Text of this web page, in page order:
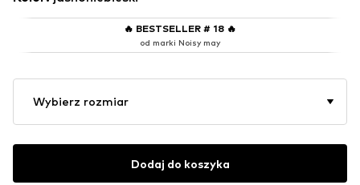
🔥 BESTSELLER # 18 🔥
od marki Noisy may
Wybierz rozmiar
Dodaj do koszyka